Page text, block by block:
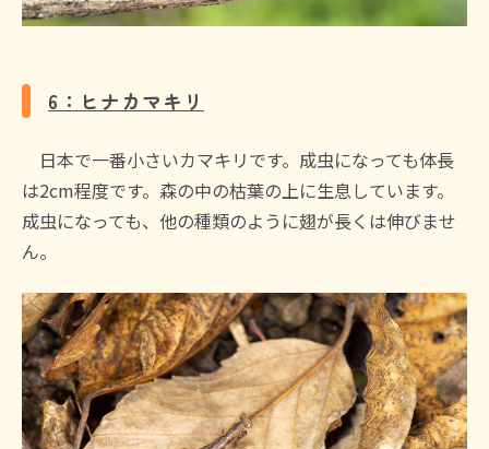
6：ヒナカマキリ
日本で一番小さいカマキリです。成虫になっても体長
は2cm程度です。森の中の枯葉の上に生息しています。
成虫になっても、他の種類のように翅が長くは伸びませ
ん。